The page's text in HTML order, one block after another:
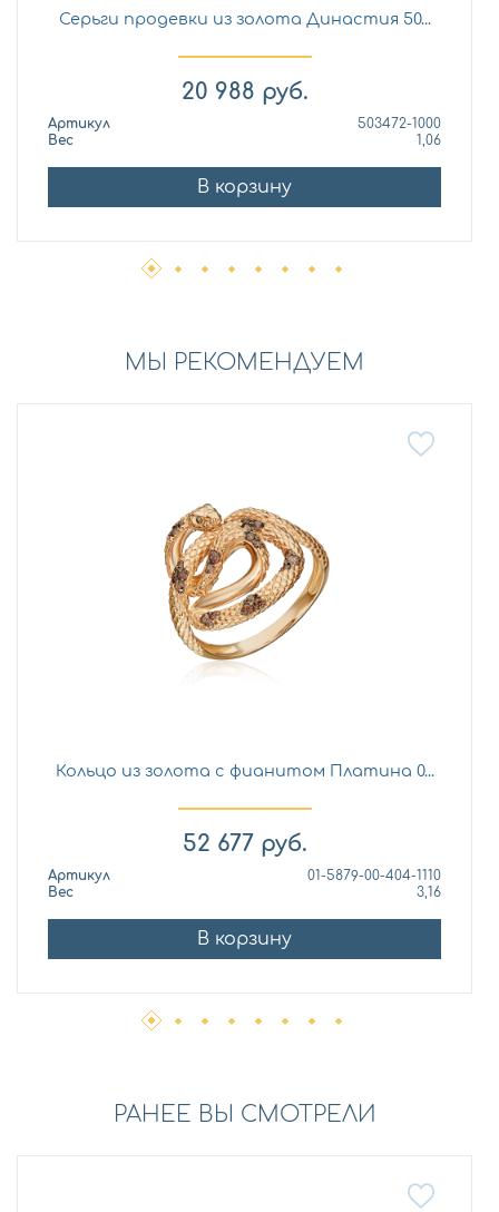
Серьги продевки из золота Династия 50...
20 988 руб.
Артикул
503472-1000
Вес
1,06
В корзину
МЫ РЕКОМЕНДУЕМ
Кольцо из золота с фианитом Платина 0...
52 677 руб.
Артикул
01-5879-00-404-1110
Вес
3,16
В корзину
РАНЕЕ ВЫ СМОТРЕЛИ